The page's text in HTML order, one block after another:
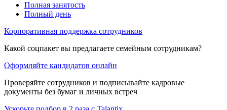
Полная занятость
Полный день
Корпоративная поддержка сотрудников
Какой соцпакет вы предлагаете семейным сотрудникам?
Оформляйте кандидатов онлайн
Проверяйте сотрудников и подписывайте кадровые
документы без бумаг и личных встреч